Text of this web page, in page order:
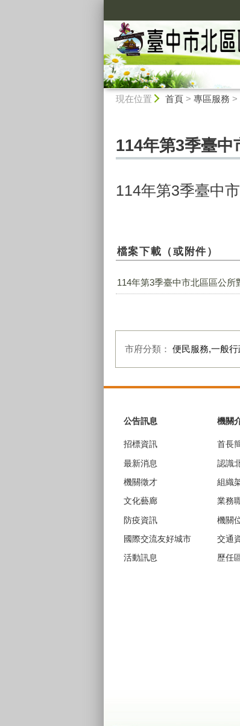
現在位置 首頁> 專區服務 >
114年第3季臺中
114年第3季臺中
檔案下載（或附件）
114年第3季臺中市北區區公
市府分類： 便民服務,一般行
公告訊息
招標資訊
最新消息
機關徵才
文化藝廊
防疫資訊
國際交流友好城市
活動訊息
機關
首長
認識
組織
業務
機關
交通
歷任